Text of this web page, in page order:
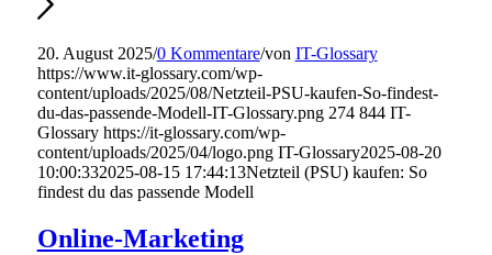
20. August 2025/0 Kommentare/von IT-Glossary
https://www.it-glossary.com/wp-
content/uploads/2025/08/Netzteil-PSU-kaufen-So-findest-
du-das-passende-Modell-IT-Glossary.png 274 844 IT-
Glossary https://it-glossary.com/wp-
content/uploads/2025/04/logo.png IT-Glossary2025-08-20
10:00:332025-08-15 17:44:13Netzteil (PSU) kaufen: So
findest du das passende Modell
Online-Marketing